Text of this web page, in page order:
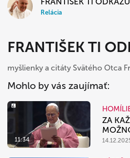
Relácia
FRANTIŠEK TI
myšlienky a citáty Svätého Otca
Mohlo by vás zaujímať:
11:34
ZA